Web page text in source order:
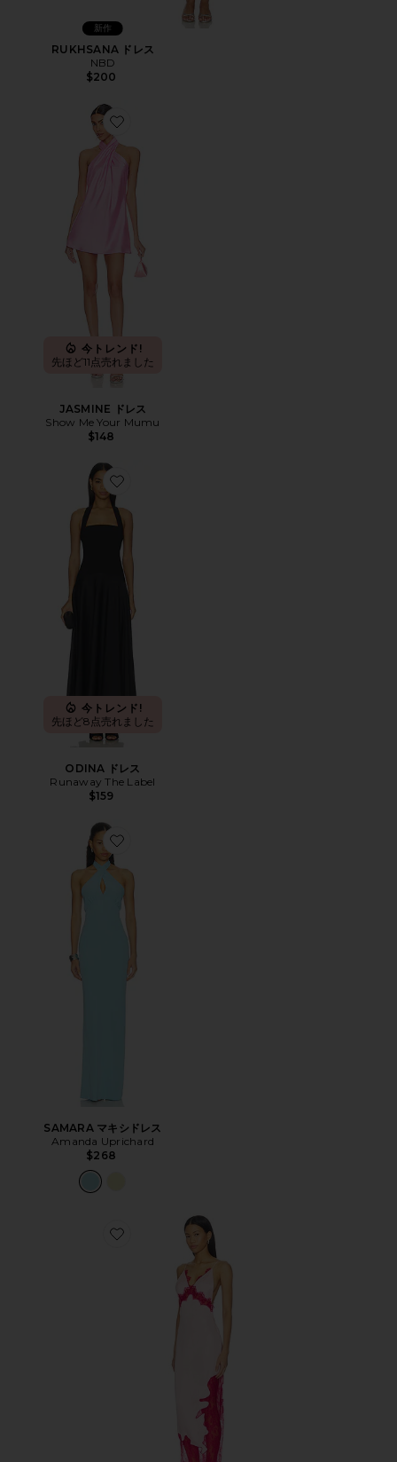
新作
RUKHSANA ドレス
NBD
$200
Favorite JASMINE ドレス
今トレンド!
先ほど11点売れました
JASMINE ドレス
Show Me Your Mumu
$148
Favorite ODINA ドレス
今トレンド!
先ほど8点売れました
ODINA ドレス
Runaway The Label
$159
SAMARA マキシドレス
Amanda Uprichard
$268
Favorite GULZAR ガウン